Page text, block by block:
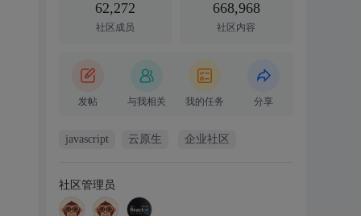
62,272
社区成员
668,968
社区内容
发帖 与我相关 我的任务 分享
javascript 云原生 企业社区
社区管理员